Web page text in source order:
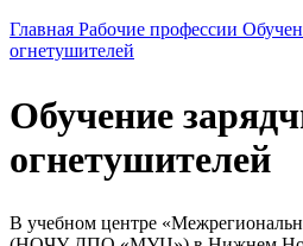
Главная Рабочие профессии
огнетушителей
Обучение
огнетушителей
В учебном центре